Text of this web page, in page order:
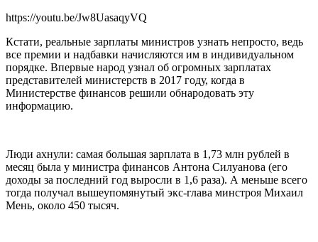
https://youtu.be/Jw8UasaqyVQ
Кстати, реальные зарплаты министров узнать непросто, ведь
все премии и надбавки начисляются им в индивидуальном
порядке. Впервые народ узнал об огромных зарплатах
представителей министерств в 2017 году, когда в
Министерстве финансов решили обнародовать эту
информацию.
Люди ахнули: самая большая зарплата в 1,73 млн рублей в
месяц была у министра финансов Антона Силуанова (его
доходы за последний год выросли в 1,6 раза). А меньше всего
тогда получал вышеупомянутый экс-глава минстроя Михаил
Мень, около 450 тысяч.